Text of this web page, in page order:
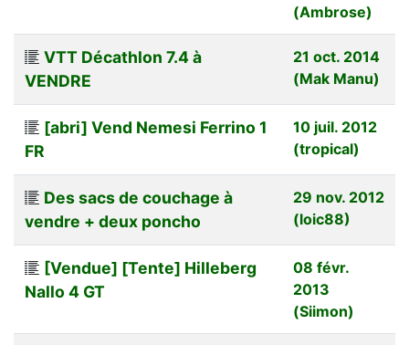
(Ambrose)
VTT Décathlon 7.4 à
VENDRE
21 oct. 2014
(Mak Manu)
[abri] Vend Nemesi Ferrino 1
FR
10 juil. 2012
(tropical)
Des sacs de couchage à
vendre + deux poncho
29 nov. 2012
(loic88)
[Vendue] [Tente] Hilleberg
Nallo 4 GT
08 févr.
2013
(Siimon)